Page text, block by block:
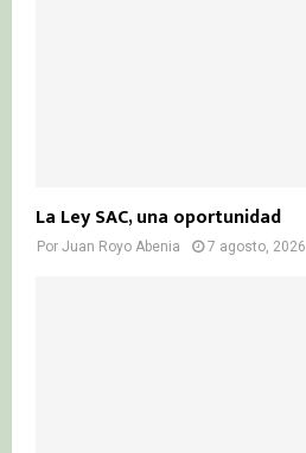
La Ley SAC, una oportunidad
Por Juan Royo Abenia 7 agosto, 2026